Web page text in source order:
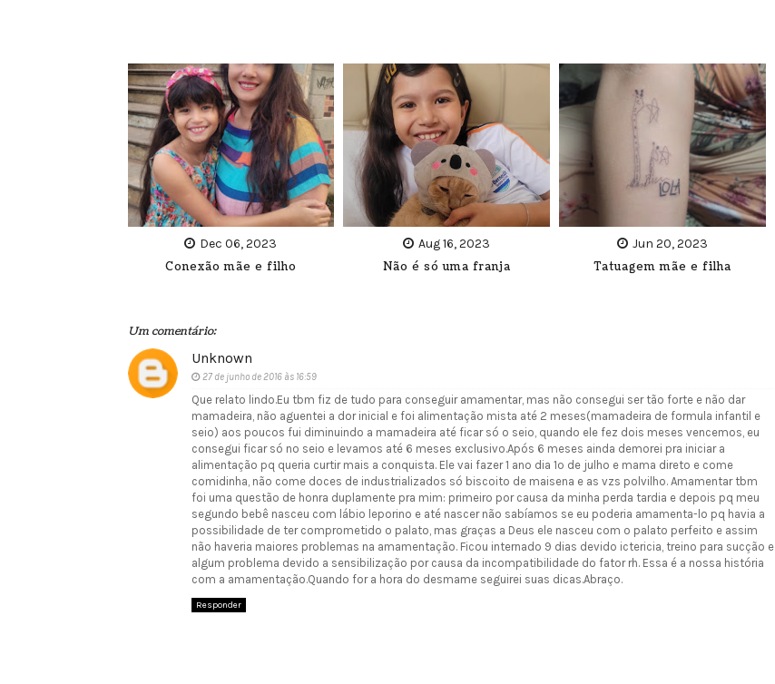
Dec 06, 2023
Conexão mãe e filho
Aug 16, 2023
Não é só uma franja
Jun 20, 2023
Tatuagem mãe e filha
Um comentário:
Unknown
27 de junho de 2016 às 16:59
Que relato lindo.Eu tbm fiz de tudo para conseguir amamentar, mas não consegui ser tão forte e não dar
mamadeira, não aguentei a dor inicial e foi alimentação mista até 2 meses(mamadeira de formula infantil e
seio) aos poucos fui diminuindo a mamadeira até ficar só o seio, quando ele fez dois meses vencemos, eu
consegui ficar só no seio e levamos até 6 meses exclusivo.Após 6 meses ainda demorei pra iniciar a
alimentação pq queria curtir mais a conquista. Ele vai fazer 1 ano dia 1º de julho e mama direto e come
comidinha, não come doces de industrializados só biscoito de maisena e as vzs polvilho. Amamentar tbm
foi uma questão de honra duplamente pra mim: primeiro por causa da minha perda tardia e depois pq meu
segundo bebê nasceu com lábio leporino e até nascer não sabíamos se eu poderia amamenta-lo pq havia a
possibilidade de ter comprometido o palato, mas graças a Deus ele nasceu com o palato perfeito e assim
não haveria maiores problemas na amamentação. Ficou internado 9 dias devido ictericia, treino para sucção e
algum problema devido a sensibilização por causa da incompatibilidade do fator rh. Essa é a nossa história
com a amamentação.Quando for a hora do desmame seguirei suas dicas.Abraço.
Responder